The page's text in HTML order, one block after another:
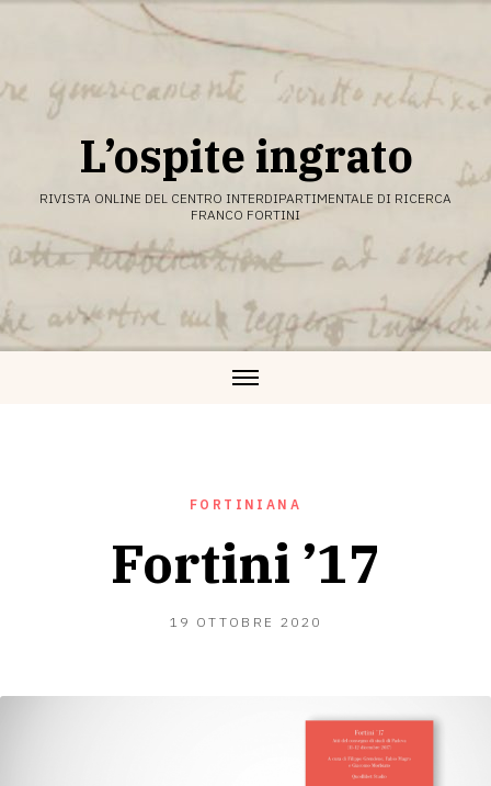
L’ospite ingrato
RIVISTA ONLINE DEL CENTRO INTERDIPARTIMENTALE DI RICERCA
FRANCO FORTINI
FORTINIANA
Fortini ’17
19 OTTOBRE 2020